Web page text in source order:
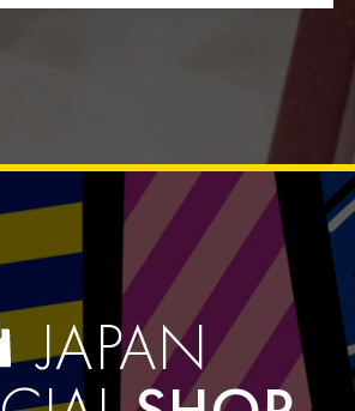
JAPAN